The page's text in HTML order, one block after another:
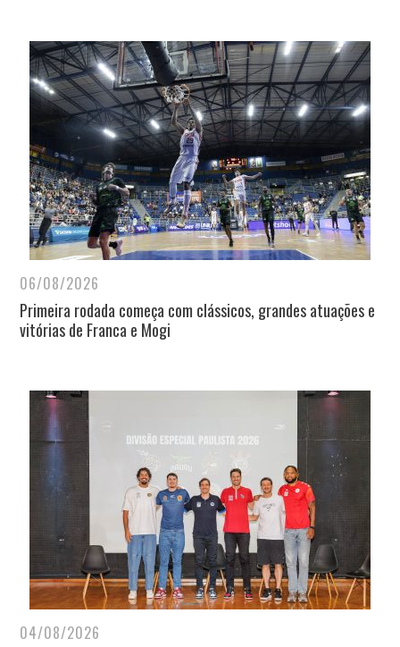
06/08/2026
Primeira rodada começa com clássicos, grandes atuações e
vitórias de Franca e Mogi
04/08/2026